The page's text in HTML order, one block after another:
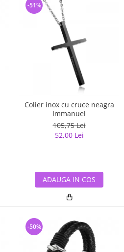
Colier inox cu cruce neagra
Immanuel
105,75 Lei
52,00 Lei
-51%
ADAUGA IN COS
-50%